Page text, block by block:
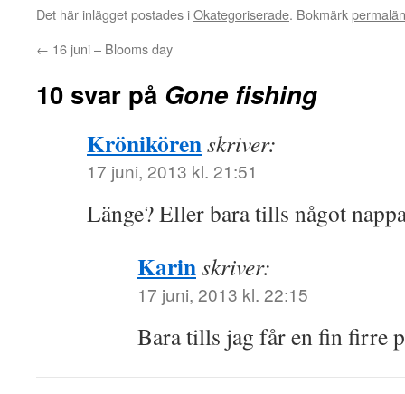
Det här inlägget postades iOkategoriserade. Bokmärk
← 16 juni – Blooms day
10 svar på Gone fishing
Krönikörenskriver:
17 juni, 2013 kl. 21:51
Länge? Eller bara tills något
Karinskriver:
17 juni, 2013 kl. 22:15
Bara tills jag får en fin firre